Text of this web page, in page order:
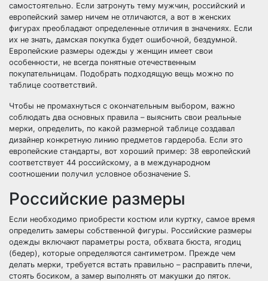
самостоятельно. Если затронуть тему мужчин, российский и
европейский замер ничем не отличаются, а вот в женских
фигурах преобладают определенные отличия в значениях. Если
их не знать, дамская покупка будет ошибочной, бездумной.
Европейские размеры одежды у женщин имеет свои
особенности, не всегда понятные отечественным
покупательницам. Подобрать подходящую вещь можно по
таблице соответствий.
Чтобы не промахнуться с окончательным выбором, важно
соблюдать два основных правила – выяснить свои реальные
мерки, определить, по какой размерной таблице создавал
дизайнер конкретную линию предметов гардероба. Если это
европейские стандарты, вот хороший пример: 38 европейский
соответствует 44 российскому, а в международном
соотношении получил условное обозначение S.
Российские размеры
Если необходимо приобрести костюм или куртку, самое время
определить замеры собственной фигуры. Российские размеры
одежды включают параметры роста, обхвата бюста, ягодиц
(бедер), которые определяются сантиметром. Прежде чем
делать мерки, требуется встать правильно – расправить плечи,
стоять босиком, а замер выполнять от макушки до пяток.